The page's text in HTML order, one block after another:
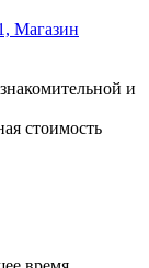
Магазин
и
стоимость